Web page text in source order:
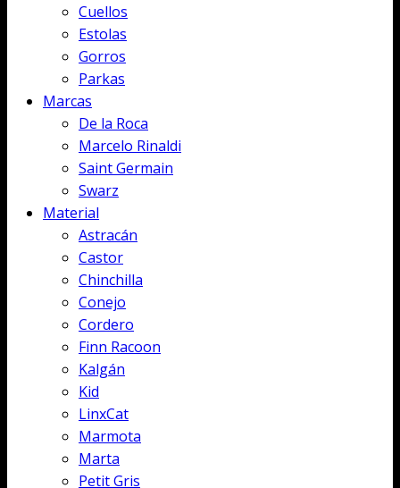
Cuellos
Estolas
Gorros
Parkas
Marcas
De la Roca
Marcelo Rinaldi
Saint Germain
Swarz
Material
Astracán
Castor
Chinchilla
Conejo
Cordero
Finn Racoon
Kalgán
Kid
LinxCat
Marmota
Marta
Petit Gris